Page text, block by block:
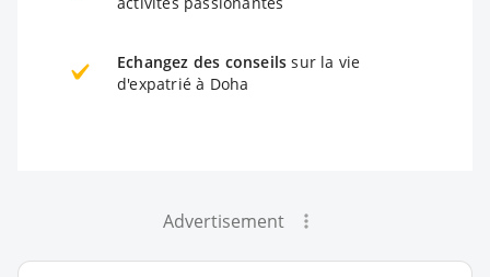
Echangez des conseils sur la vie
d'expatrié à Doha
Advertisement